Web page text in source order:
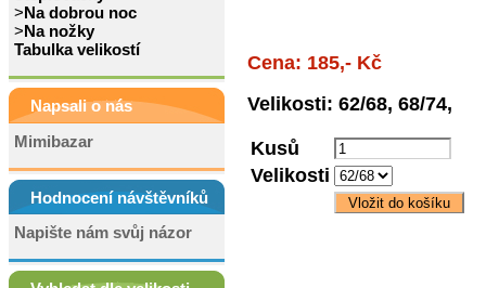
>Na dobrou noc
>Na nožky
Tabulka velikostí
Napsali o nás
Mimibazar
Hodnocení návštěvníků
Napište nám svůj názor
Cena: 185,- Kč
Velikosti: 62/68, 68/74,
Kusů
Velikosti